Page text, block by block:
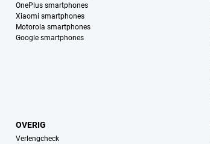
OnePlus smartphones
Xiaomi smartphones
Motorola smartphones
Google smartphones
OVERIG
Verlengcheck